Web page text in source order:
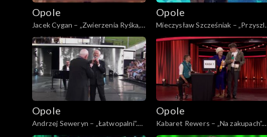
Opole
Jacek Cygan – „Zwierzenia Ryśka,
czyli jedzie pociąg”. 62. KFPP:
Koncert „Trzy ćwiartki Jacka
Cygana”
Opole
Mieczysław Szcześniak – „Przyszli
o zmroku”. 62. KFPP: Koncert
„Trzy ćwiartki Jacka Cygana”
Opole
Andrzej Seweryn – „Łatwopalni”.
62. KFPP: Koncert „Trzy ćwiartki
Opole
Kabaret Rewers – „Na zakupach”.
62. KFPP: „KabareTYM”